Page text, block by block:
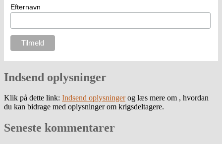
Efternavn
Indsend oplysninger
Klik på dette link: Indsend oplysningerog læs mere om , hvordan
du kan bidrage med oplysninger om krigsdeltagere.
Seneste kommentarer